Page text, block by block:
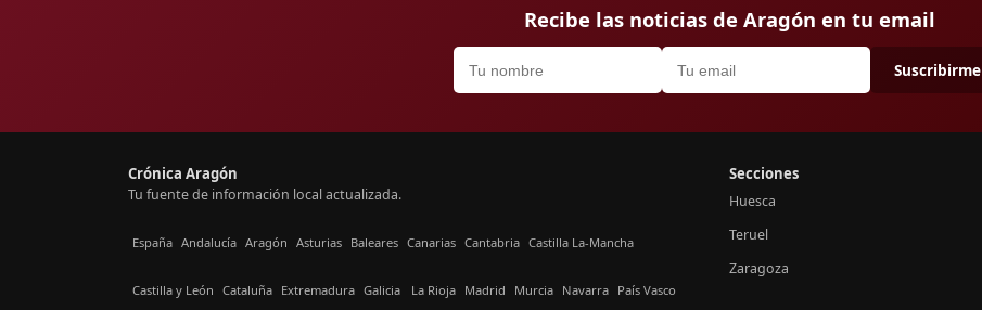
Recibe las noticias de Aragón en tu email
Suscribirme
Crónica Aragón
Tu fuente de información local actualizada.
España Andalucía Aragón Asturias Baleares Canarias Cantabria Castilla La-Mancha
Castilla y León Cataluña Extremadura Galicia La Rioja Madrid Murcia Navarra País Vasco
Secciones
Huesca
Teruel
Zaragoza